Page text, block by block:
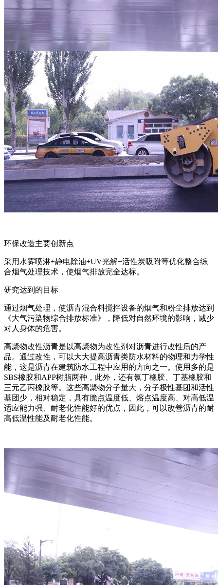
环保改造主要创新点
采用水雾喷淋+静电除油+UV光解+活性炭吸附等优化整合综
合烟气处理技术，使烟气排放完全达标。
研究达到的目标
通过烟气处理，使沥青混合料搅拌设备的烟气和粉尘排放达到
《大气污染物综合排放标准》，降低对自然环境的影响，减少
对人身体的危害。
高聚物改性沥青是以高聚物为改性剂对沥青进行改性后的产
品。通过改性，可以大大提高沥青类防水材料的物理和力学性
能，这是沥青在建筑防水工程中应用的方向之一。使用多的是
SBS橡胶和APP树脂两种，此外，还有氯丁橡胶、丁基橡胶和
三元乙丙橡胶等。这些高聚物分子量大，分子极性基团和活性
基团少，相对稳定，具有脆点温度低、熔点温度高、对高低温
适应能力强、耐老化性能好的优点，因此，可以改善沥青的耐
高低温性能及耐老化性能。